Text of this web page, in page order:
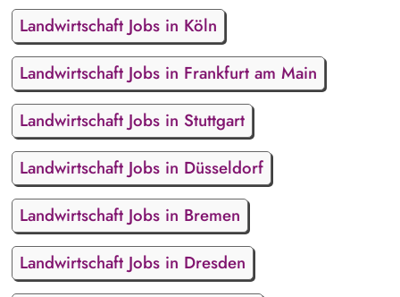
Landwirtschaft Jobs in Köln
Landwirtschaft Jobs in Frankfurt am Main
Landwirtschaft Jobs in Stuttgart
Landwirtschaft Jobs in Düsseldorf
Landwirtschaft Jobs in Bremen
Landwirtschaft Jobs in Dresden